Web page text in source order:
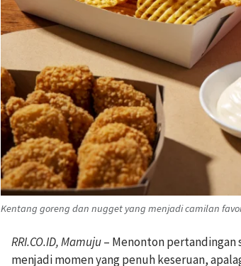
Kentang goreng dan nugget yang menjadi camilan
RRI.CO.ID, Mamuju– Menonton pertandingan
menjadi momen yang penuh keseruan,